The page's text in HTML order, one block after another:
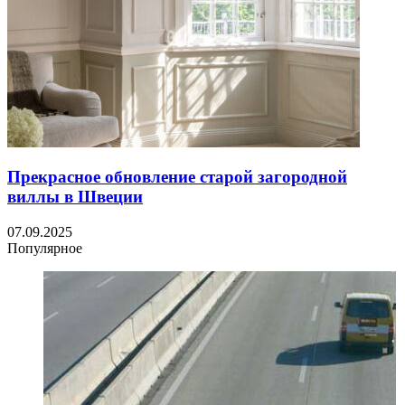
Прекрасное обновление старой загородной
виллы в Швеции
07.09.2025
Популярное